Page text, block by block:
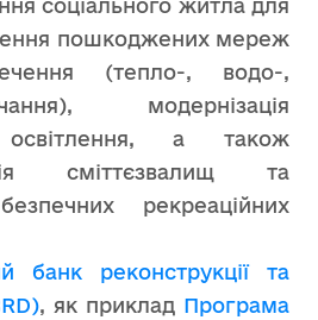
соціального житла для
пошкоджених мереж
(тепло-, водо-,
модернізація
освітлення, а також
сміттєзвалищ та
рекреаційних
банк реконструкції та
, як приклад Програма